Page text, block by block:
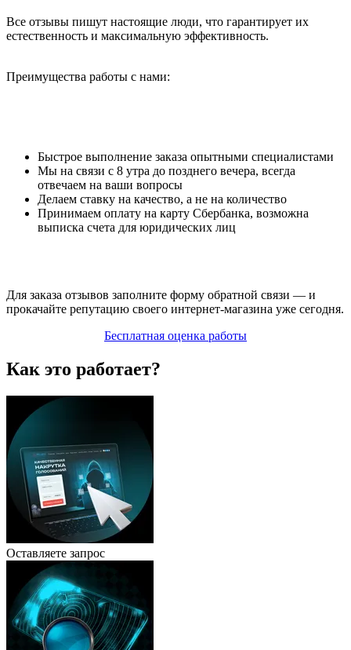
Все отзывы пишут настоящие люди, что гарантирует их
естественность и максимальную эффективность.
Преимущества работы с нами:
Быстрое выполнение заказа опытными специалистами
Мы на связи с 8 утра до позднего вечера, всегда
отвечаем на ваши вопросы
Делаем ставку на качество, а не на количество
Принимаем оплату на карту Сбербанка, возможна
выписка счета для юридических лиц
Для заказа отзывов заполните форму обратной связи — и
прокачайте репутацию своего интернет-магазина уже сегодня.
Бесплатная оценка работы
Как это работает?
Оставляете запрос